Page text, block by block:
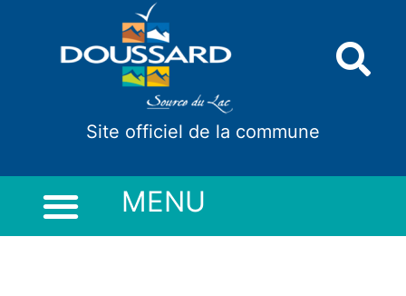
Site officiel de la commune
MENU
Panneau de gestion des cookies